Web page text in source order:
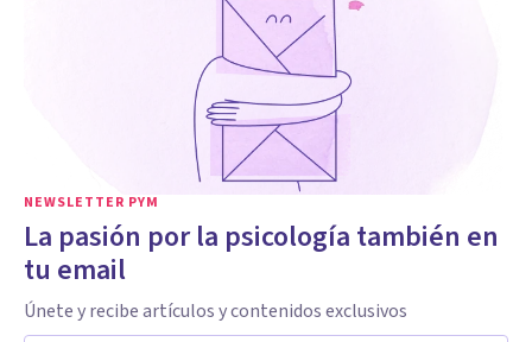
NEWSLETTER PYM
La pasión por la psicología también en
tu email
Únete y recibe artículos y contenidos exclusivos